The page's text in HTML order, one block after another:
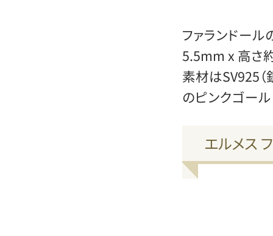
ファランドール
5.5mm x 高さ
素材はSV925（
のピンクゴール
エルメス